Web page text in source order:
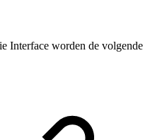
Interface worden de volgende